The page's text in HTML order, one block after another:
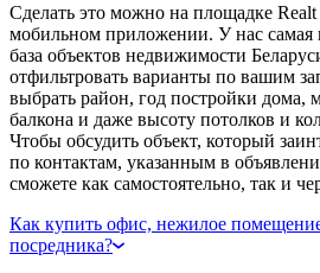
Сделать это можно на площадке
мобильном приложении. У нас самая
база объектов недвижимости
отфильтровать варианты по вашим
выбрать район, год постройки дома,
балкона и даже высоту потолков и
Чтобы обсудить объект, который
по контактам, указанным в
сможете как самостоятельно, так и
Как купить офис, нежилое
посредника?